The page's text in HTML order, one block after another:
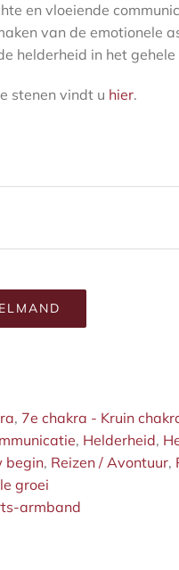
en vloeiende
van de emotionele
helderheid in het gehele
stenen vindt u hier.
, 7e chakra - Kruin
, Helderheid,
begin, Reizen / Avontuur,
groei
armband